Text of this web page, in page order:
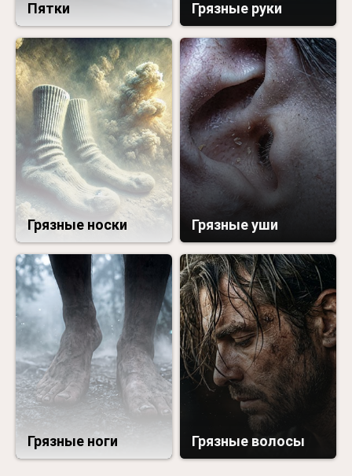
Пятки Грязные руки
Грязные носки Грязные уши
Грязные ноги Грязные волосы